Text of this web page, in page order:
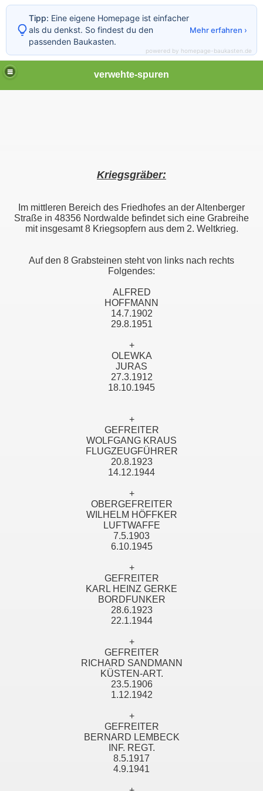
verwehte-spuren
Kriegsgräber:
Im mittleren Bereich des Friedhofes an der Altenberger
Straße in 48356 Nordwalde befindet sich eine Grabreihe
mit insgesamt 8 Kriegsopfern aus dem 2. Weltkrieg.
Auf den 8 Grabsteinen steht von links nach rechts
Folgendes:
ALFRED
HOFFMANN
14.7.1902
29.8.1951
+
OLEWKA
JURAS
27.3.1912
18.10.1945
+
GEFREITER
WOLFGANG KRAUS
FLUGZEUGFÜHRER
20.8.1923
14.12.1944
+
OBERGEFREITER
WILHELM HÖFFKER
LUFTWAFFE
7.5.1903
6.10.1945
+
GEFREITER
KARL HEINZ GERKE
BORDFUNKER
28.6.1923
22.1.1944
+
GEFREITER
RICHARD SANDMANN
KÜSTEN-ART.
23.5.1906
1.12.1942
+
GEFREITER
BERNARD LEMBECK
INF. REGT.
8.5.1917
4.9.1941
Tipp: Eine eigene Homepage ist einfacher
als du denkst. So findest du den
passenden Baukasten.
Mehr erfahren ›
powered by homepage-baukasten.de